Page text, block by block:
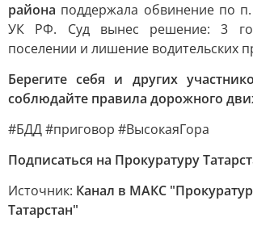
района поддержала обвинение по
УК РФ. Суд вынес решение: 3
поселении и лишение водительских
Берегите себя и других
соблюдайте правила дорожного
#БДД #приговор #ВысокаяГора
Подписаться на Прокуратуру
Источник: Канал в МАКС
Татарстан"